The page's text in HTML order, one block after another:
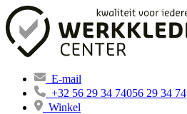
E-mail
+32 56 29 34 74056 29 34 74
Winkel